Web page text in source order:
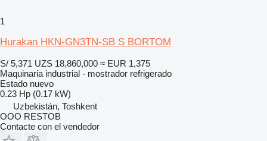
1
Hurakan HKN-GN3TN-SB S BORTOM
S/ 5,371 UZS 18,860,000 ≈ EUR 1,375
Maquinaria industrial - mostrador refrigerado
Estado nuevo
0.23 Hp (0.17 kW)
Uzbekistán, Toshkent
OOO RESTOB
Contacte con el vendedor